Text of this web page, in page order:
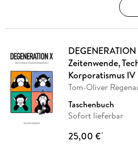
DEGENERATION
Zeitenwende,
Korporatismus IV
Tom-Oliver
Taschenbuch
Sofort lieferbar
25,00 €*